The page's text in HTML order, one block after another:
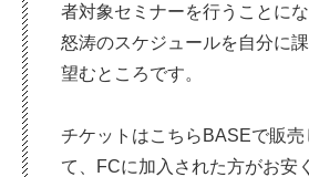
者対象セミナーを行うことに
怒涛のスケジュールを自分に課
望むところです。
チケットはこちらBASEで販売
て、FCに加入された方がお安